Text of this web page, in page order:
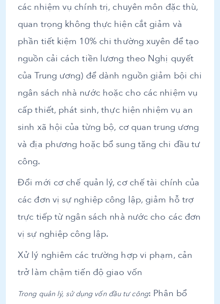
các nhiệm vụ chính trị, chuyên môn đặc thù,
quan trọng không thực hiện cắt giảm và
phần tiết kiệm 10% chi thường xuyên để tạo
nguồn cải cách tiền lương theo Nghị quyết
của Trung ương) để dành nguồn giảm bội chi
ngân sách nhà nước hoặc cho các nhiệm vụ
cấp thiết, phát sinh, thực hiện nhiệm vụ an
sinh xã hội của từng bộ, cơ quan trung ương
và địa phương hoặc bổ sung tăng chi đầu tư
công.
Đổi mới cơ chế quản lý, cơ chế tài chính của
các đơn vị sự nghiệp công lập, giảm hỗ trợ
trực tiếp từ ngân sách nhà nước cho các đơn
vị sự nghiệp công lập.
Xử lý nghiêm các trường hợp vi phạm, cản
trở làm chậm tiến độ giao vốn
Trong quản lý, sử dụng vốn đầu tư công: Phân bổ